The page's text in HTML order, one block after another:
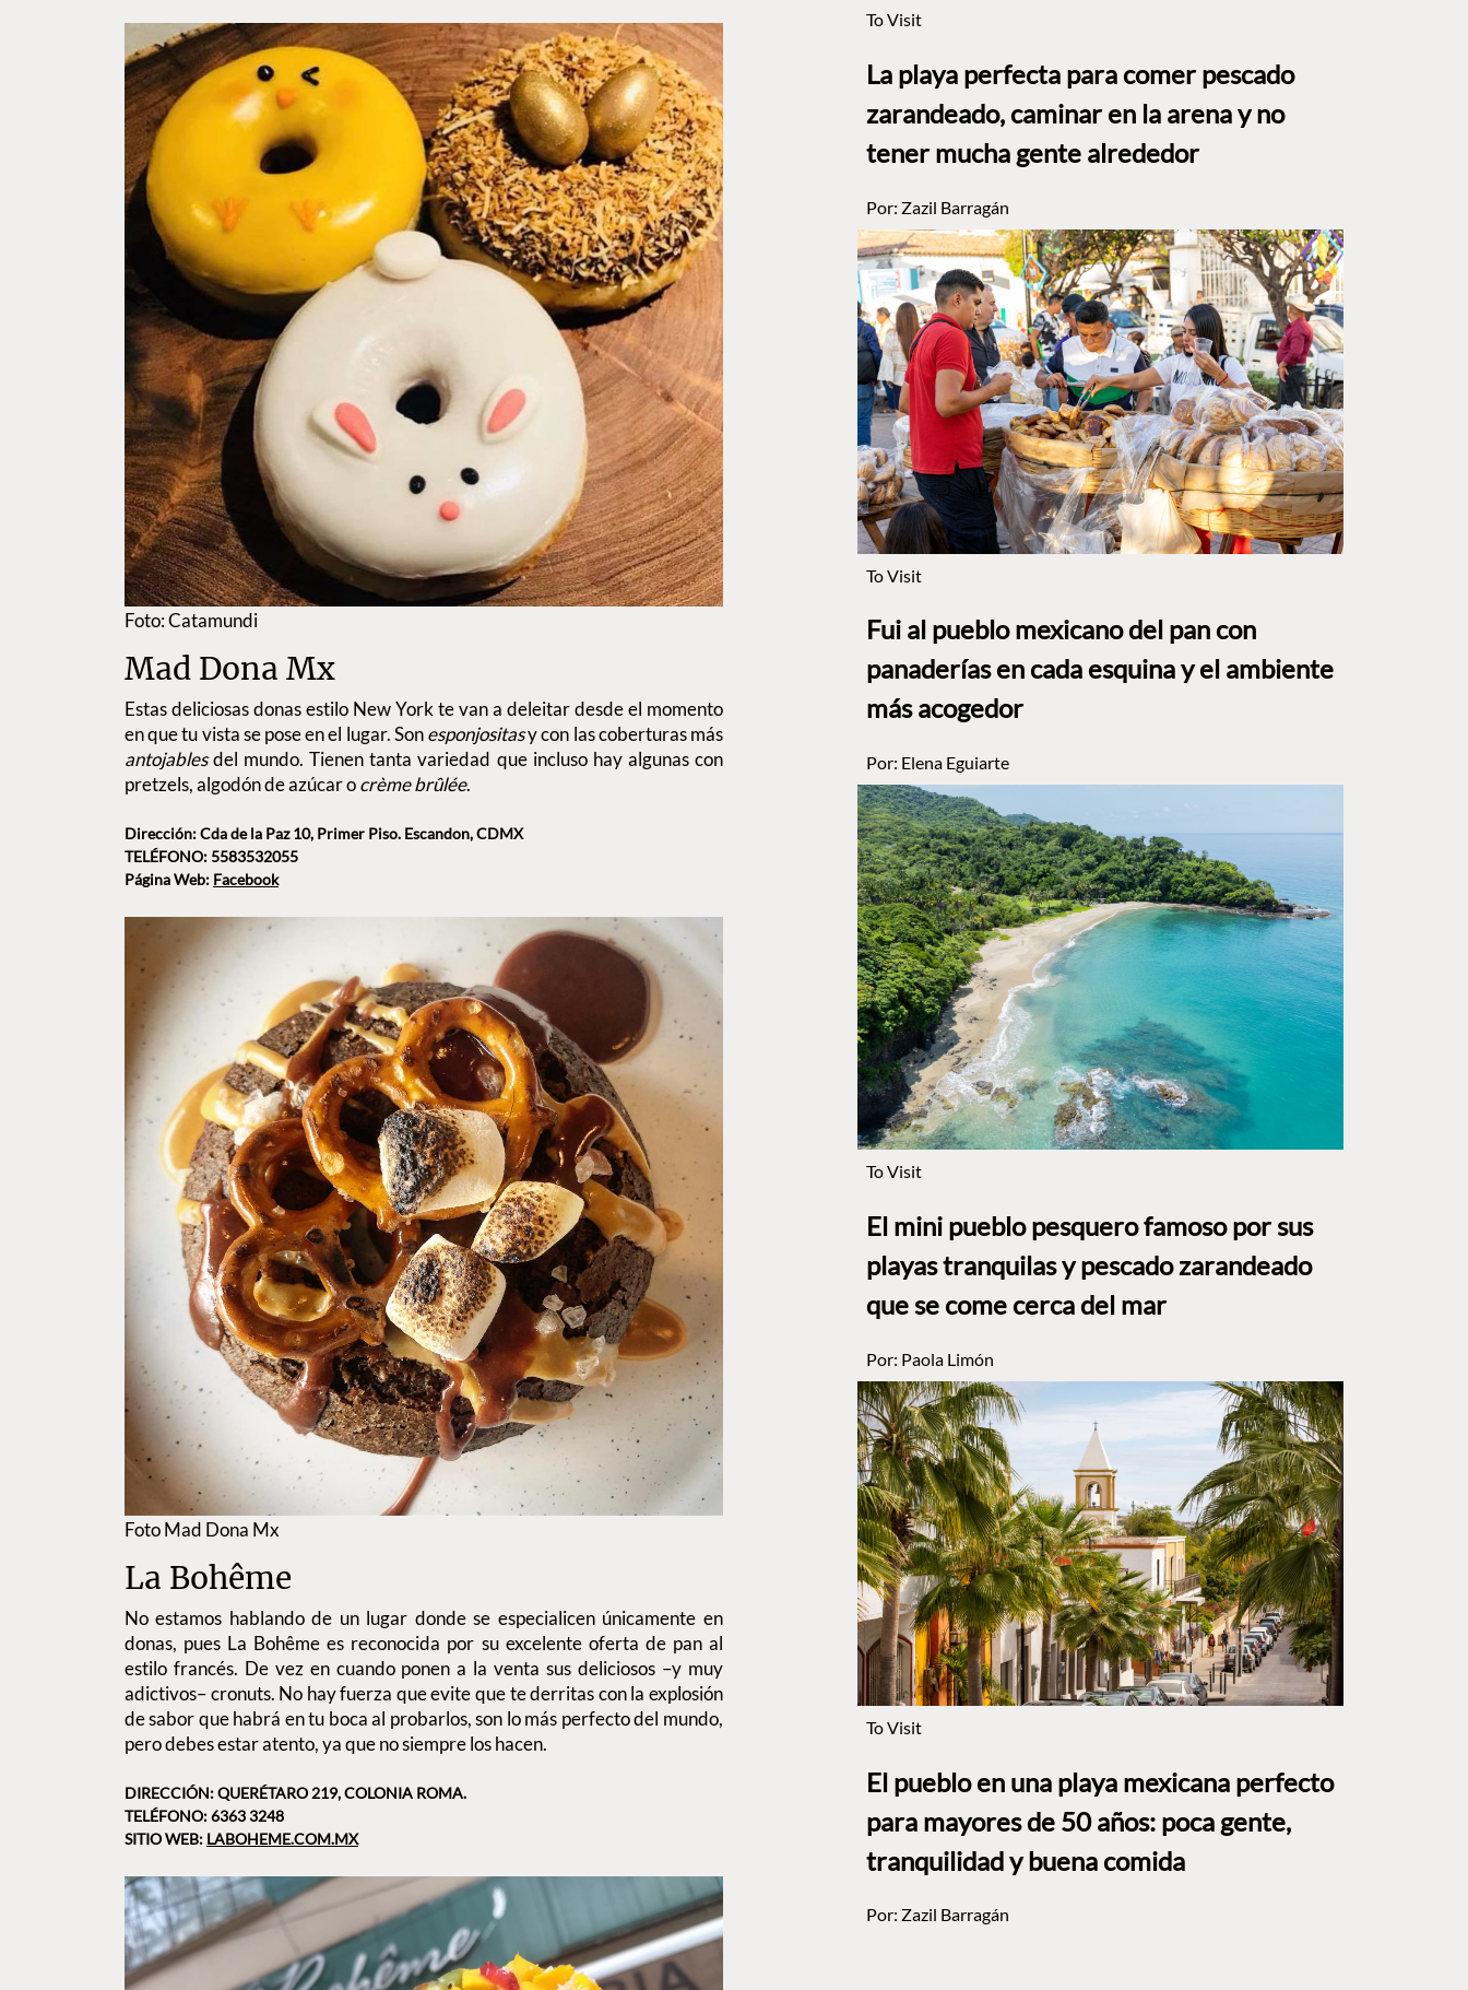
Foto: Catamundi
Mad Dona Mx
Estas deliciosas donas estilo New York te van a deleitar desde el momento
en que tu vista se pose en el lugar. Sonesponjositasy con las coberturas más
antojablesdel mundo. Tienen tanta variedad que incluso hay algunas con
pretzels, algodón de azúcar ocrème brûlée.
Dirección: Cda de la Paz 10, Primer Piso. Escandon, CDMX
TELÉFONO: 5583532055
Página Web: Facebook
Foto Mad Dona Mx
La Bohême
No estamos hablando de un lugar donde se especialicen únicamente en
donas, pues La Bohême es reconocida por su excelente oferta de pan al
estilo francés. De vez en cuando ponen a la venta sus deliciosos –y muy
adictivos– cronuts. No hay fuerza que evite que te derritas con la explosión
de sabor que habrá en tu boca al probarlos, son lo más perfecto del mundo,
pero debes estar atento, ya que no siempre los hacen.
DIRECCIÓN: QUERÉTARO 219, COLONIA ROMA.
TELÉFONO: 6363 3248
SITIO WEB: LABOHEME.COM.MX
To Visit
La playa perfecta para comer pescado
zarandeado, caminar en la arena y no
tener mucha gente alrededor
Por: Zazil Barragán
To Visit
Fui al pueblo mexicano del pan con
panaderías en cada esquina y el ambiente
más acogedor
Por: Elena Eguiarte
To Visit
El mini pueblo pesquero famoso por sus
playas tranquilas y pescado zarandeado
que se come cerca del mar
Por: Paola Limón
To Visit
El pueblo en una playa mexicana perfecto
para mayores de 50 años: poca gente,
tranquilidad y buena comida
Por: Zazil Barragán